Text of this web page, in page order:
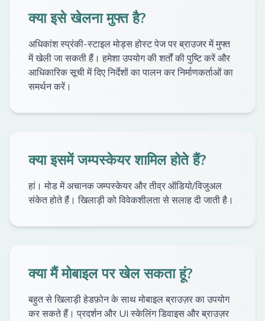
क्या इसे खेलना मुफ्त है?
अधिकांश स्प्रंकी-स्टाइल मोड्स होस्ट पेज पर ब्राउजर में मुफ्त
में खेली जा सकती हैं। हमेशा उपयोग की शर्तों की पुष्टि करें और
आधिकारिक सूची में दिए निर्देशों का पालन कर निर्माणकर्ताओं का
समर्थन करें।
क्या इसमें जम्पस्केयर शामिल होते हैं?
हां। मोड में अचानक जम्पस्केयर और तीव्र ऑडियो/विजुअल
संकेत होते हैं। खिलाड़ी को विवेकशीलता से सलाह दी जाती है।
क्या मैं मोबाइल पर खेल सकता हूं?
बहुत से खिलाड़ी हेडफ़ोन के साथ मोबाइल ब्राउज़र का उपयोग
कर सकते हैं। प्रदर्शन और UI स्केलिंग डिवाइस और ब्राउज़र